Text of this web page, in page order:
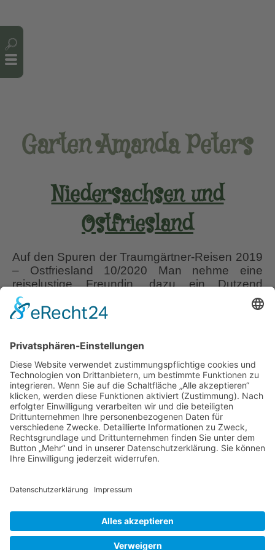
Garten Amanda Peters
Niedersachsen und
Ostfriesland
Auf den Spuren der Traumgärtner-Reisen 2019
– Ostfriesland 10/2020 Man nehme eine
reiselustige Freundin, dazu ein Dutzend
Einladungen aus dem Norden, verbinde das
ganze zu einer Reise-Route von 2244 Gesamt-
Christa Schroth, Du bist eine wunderbare
Reisegefährtin. Danke an die vielen
Gartenbesitzer, die uns vertraut…Niedersachsen
und
Ostfriesland
Liebe Leser! Ihr könnt euch per E-Mail
informieren lassen, wenn neue Artikel auf
Wurzerlsgarten erscheinen.Folgt dafür einfach
diesem Link und gebt dort eure E-Mailadresse
10. Oktober 2020